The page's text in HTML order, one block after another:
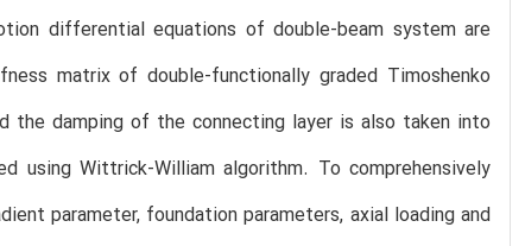
differential equations of double-beam system are
matrix of double-functionally graded Timoshenko
the damping of the connecting layer is also taken into
using Wittrick-William algorithm. To comprehensively
parameter, foundation parameters, axial loading and